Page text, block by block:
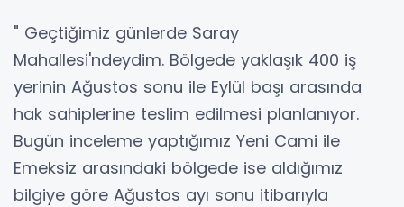
" Geçtiğimiz günlerde Saray
Mahallesi'ndeydim. Bölgede yaklaşık 400 iş
yerinin Ağustos sonu ile Eylül başı arasında
hak sahiplerine teslim edilmesi planlanıyor.
Bugün inceleme yaptığımız Yeni Cami ile
Emeksiz arasındaki bölgede ise aldığımız
bilgiye göre Ağustos ayı sonu itibarıyla